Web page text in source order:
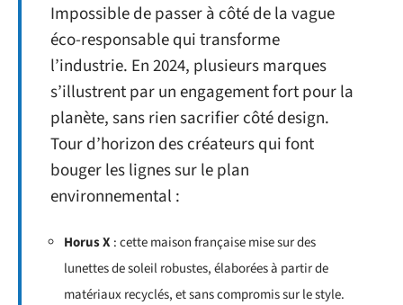
Impossible de passer à côté de la vague
éco-responsable qui transforme
l’industrie. En 2024, plusieurs marques
s’illustrent par un engagement fort pour la
planète, sans rien sacrifier côté design.
Tour d’horizon des créateurs qui font
bouger les lignes sur le plan
environnemental :
Horus X : cette maison française mise sur des
lunettes de soleil robustes, élaborées à partir de
matériaux recyclés, et sans compromis sur le style.